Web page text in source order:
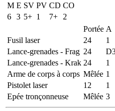
M E SV PV CD CO
6 3 5+ 1 7+
2
Portée A
Fusil laser
24 1
Lance-grenades - Frag 24
Lance-grenades - Krak 24 1
Arme de corps à corps Mêlée 1
Pistolet laser
12 1
Epée tronçonneuse
Mêlée 3